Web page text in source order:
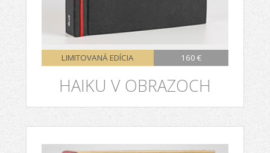
LIMITOVANÁ EDÍCIA 160 €
HAIKU V OBRAZOCH